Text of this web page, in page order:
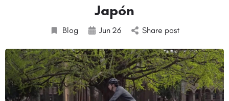
Japón
Blog Jun 26 Share post